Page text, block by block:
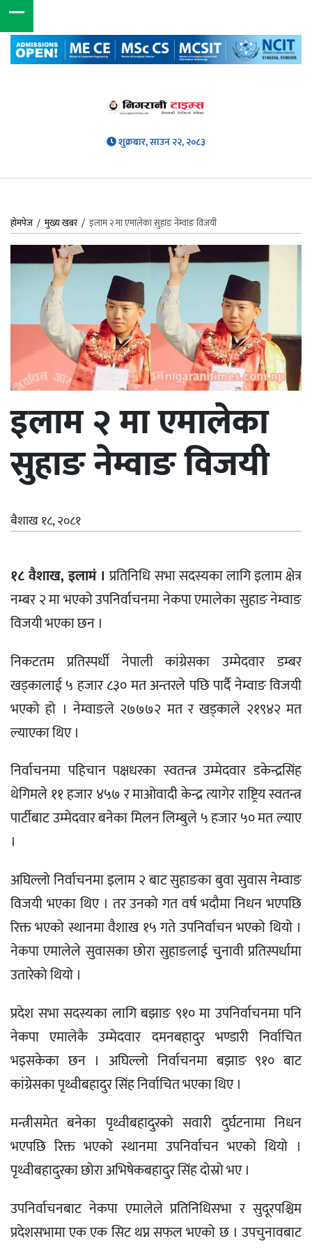
शुक्रबार, साउन २२, २०८३
होमपेज /मुख्य खबर/ इलाम २ मा एमालेका सुहाङ नेम्वाङ विजयी
इलाम २ मा एमालेका
सुहाङ नेम्वाङ विजयी
बैशाख १८, २०८१
१८ वैशाख, इलामं । प्रतिनिधि सभा सदस्यका लागि इलाम क्षेत्र
नम्बर २ मा भएको उपनिर्वाचनमा नेकपा एमालेका सुहाङ नेम्वाङ
विजयी भएका छन ।
निकटतम प्रतिस्पर्धी नेपाली कांग्रेसका उम्मेदवार डम्बर
खड्कालाई ५ हजार ८३० मत अन्तरले पछि पार्दै नेम्वाङ विजयी
भएको हो । नेम्वाङले २७७७२ मत र खड्काले २१९४२ मत
ल्याएका थिए ।
निर्वाचनमा पहिचान पक्षधरका स्वतन्त्र उम्मेदवार डकेन्द्रसिंह
थेगिमले ११ हजार ४५७ र माओवादी केन्द्र त्यागेर राष्ट्रिय स्वतन्त्र
पार्टीबाट उम्मेदवार बनेका मिलन लिम्बुले ५ हजार ५० मत ल्याए
।
अघिल्लो निर्वाचनमा इलाम २ बाट सुहाङका बुवा सुवास नेम्वाङ
विजयी भएका थिए । तर उनको गत वर्ष भदौमा निधन भएपछि
रिक्त भएको स्थानमा वैशाख १५ गते उपनिर्वाचन भएको थियो ।
नेकपा एमालेले सुवासका छोरा सुहाङलाई चुनावी प्रतिस्पर्धामा
उतारेको थियो ।
प्रदेश सभा सदस्यका लागि बझाङ ९१० मा उपनिर्वाचनमा पनि
नेकपा एमालेकै उम्मेदवार दमनबहादुर भण्डारी निर्वाचित
भइसकेका छन । अघिल्लो निर्वाचनमा बझाङ ९१० बाट
कांग्रेसका पृथ्वीबहादुर सिंह निर्वाचित भएका थिए ।
मन्त्रीसमेत बनेका पृथ्वीबहादुरको सवारी दुर्घटनामा निधन
भएपछि रिक्त भएको स्थानमा उपनिर्वाचन भएको थियो ।
पृथ्वीबहादुरका छोरा अभिषेकबहादुर सिंह दोस्रो भए ।
उपनिर्वाचनबाट नेकपा एमालेले प्रतिनिधिसभा र सुदूरपश्चिम
प्रदेशसभामा एक एक सिट थप्न सफल भएको छ । उपचुनावबाट